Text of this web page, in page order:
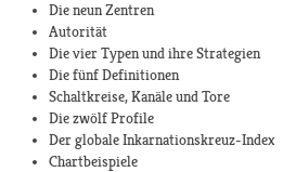
Die neun Zentren
Autorität
Die vier Typen und ihre Strategien
Die fünf Definitionen
Schaltkreise, Kanäle und Tore
Die zwölf Profile
Der globale Inkarnationskreuz-Index
Chartbeispiele